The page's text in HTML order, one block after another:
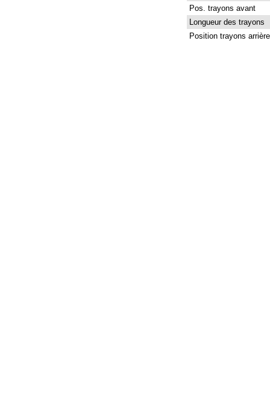
Pos. trayons avant
Longueur des trayons
Position trayons arrière